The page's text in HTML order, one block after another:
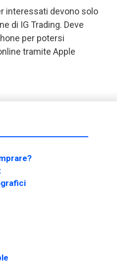
interessati devono solo
di IG Trading. Deve
per potersi
tramite Apple